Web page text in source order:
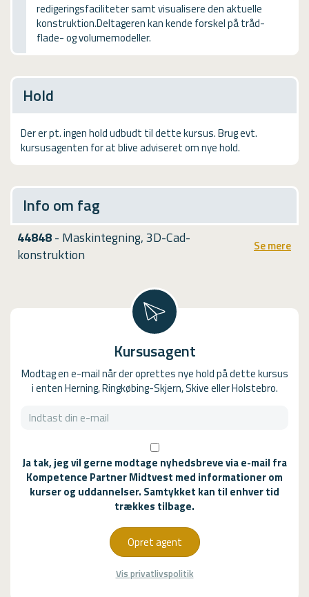
USMA
Videoguides
redigeringsfaciliteter samt visualisere den aktuelle
konstruktion.Deltageren kan kende forskel på tråd-
flade- og volumemodeller.
Hold
Der er pt. ingen hold udbudt til dette kursus. Brug evt.
kursusagenten for at blive adviseret om nye hold.
Info om fag
44848- Maskintegning, 3D-Cad-
konstruktion
Se mere
Kursusagent
Modtag en e-mail når der oprettes nye hold på dette kursus
i enten Herning, Ringkøbing-Skjern, Skive eller Holstebro.
Ja tak, jeg vil gerne modtage nyhedsbreve via e-mail fra
Kompetence Partner Midtvest med informationer om
kurser og uddannelser. Samtykket kan til enhver tid
trækkes tilbage.
Opret agent
Vis privatlivspolitik